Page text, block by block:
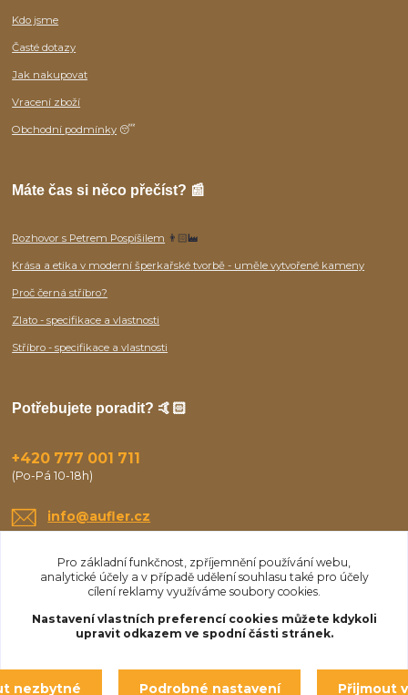
Kdo jsme
Časté dotazy
Jak nakupovat
Vracení zboží
Obchodní podmínky 😴
Máte čas si něco přečíst? 📰
Rozhovor s Petrem Pospíšilem 👨🏻‍🏭
Krása a etika v moderní šperkařské tvorbě - uměle vytvořené kameny
Proč černá stříbro?
Zlato - specifikace a vlastnosti
Stříbro - specifikace a vlastnosti
Potřebujete poradit? 🤙🏻
+420 777 001 711
(Po-Pá 10-18h)
info@aufler.cz
Pro základní funkčnost, zpříjemnění používání webu,
analytické účely a v případě udělení souhlasu také pro účely
cílení reklamy využíváme soubory cookies.
Nastavení vlastních preferencí cookies můžete kdykoli
upravit odkazem ve spodní části stránek.
nezbytné Podrobné nastavení Přijmout